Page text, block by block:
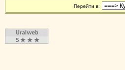
Перейти в: